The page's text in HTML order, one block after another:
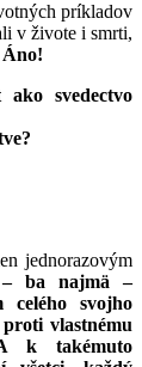
príkladov
v živote i smrti,
Áno!
svedectvo
jednorazovým
ba najmä –
celého svojho
vlastnému
k takémuto